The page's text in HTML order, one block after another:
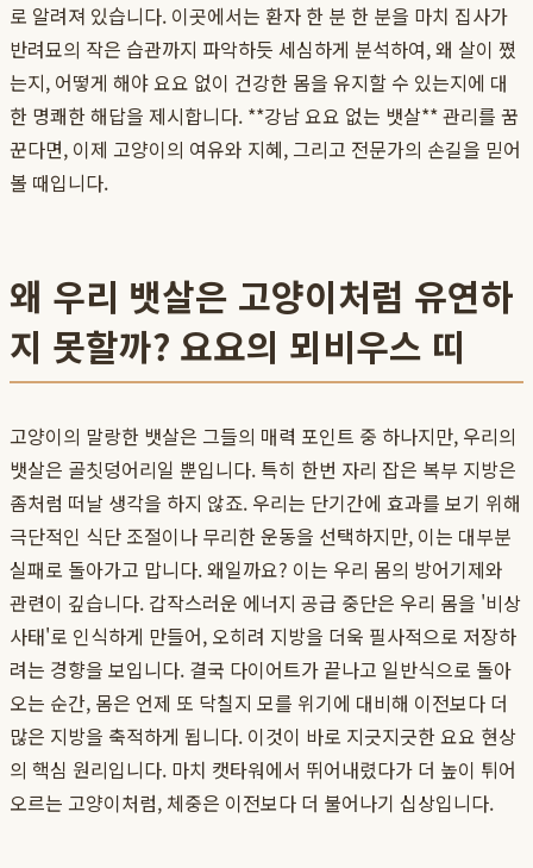
로 알려져 있습니다. 이곳에서는 환자 한 분 한 분을 마치 집사가
반려묘의 작은 습관까지 파악하듯 세심하게 분석하여, 왜 살이 쪘
는지, 어떻게 해야 요요 없이 건강한 몸을 유지할 수 있는지에 대
한 명쾌한 해답을 제시합니다. **강남 요요 없는 뱃살** 관리를 꿈
꾼다면, 이제 고양이의 여유와 지혜, 그리고 전문가의 손길을 믿어
볼 때입니다.
왜 우리 뱃살은 고양이처럼 유연하
지 못할까? 요요의 뫼비우스 띠
고양이의 말랑한 뱃살은 그들의 매력 포인트 중 하나지만, 우리의
뱃살은 골칫덩어리일 뿐입니다. 특히 한번 자리 잡은 복부 지방은
좀처럼 떠날 생각을 하지 않죠. 우리는 단기간에 효과를 보기 위해
극단적인 식단 조절이나 무리한 운동을 선택하지만, 이는 대부분
실패로 돌아가고 맙니다. 왜일까요? 이는 우리 몸의 방어기제와
관련이 깊습니다. 갑작스러운 에너지 공급 중단은 우리 몸을 '비상
사태'로 인식하게 만들어, 오히려 지방을 더욱 필사적으로 저장하
려는 경향을 보입니다. 결국 다이어트가 끝나고 일반식으로 돌아
오는 순간, 몸은 언제 또 닥칠지 모를 위기에 대비해 이전보다 더
많은 지방을 축적하게 됩니다. 이것이 바로 지긋지긋한 요요 현상
의 핵심 원리입니다. 마치 캣타워에서 뛰어내렸다가 더 높이 튀어
오르는 고양이처럼, 체중은 이전보다 더 불어나기 십상입니다.